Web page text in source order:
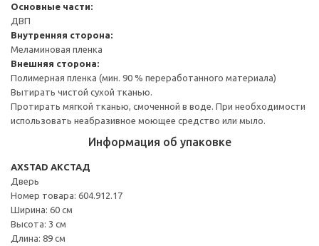
Основные части:
ДВП
Внутренняя сторона:
Меламиновая пленка
Внешняя сторона:
Полимерная пленка (мин. 90 % переработанного материала)
Вытирать чистой сухой тканью.
Протирать мягкой тканью, смоченной в воде. При необходимости
использовать неабразивное моющее средство или мыло.
Информация об упаковке
AXSTAD АКСТАД
Дверь
Номер товара: 604.912.17
Ширина: 60 см
Высота: 3 см
Длина: 89 см